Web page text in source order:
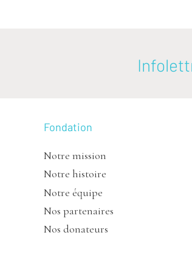
Fondation
Notre mission
Notre histoire
Notre équipe
Nos partenaires
Nos donateurs